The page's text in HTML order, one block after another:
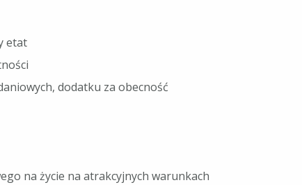
etat
dodatku za obecność
na życie na atrakcyjnych warunkach